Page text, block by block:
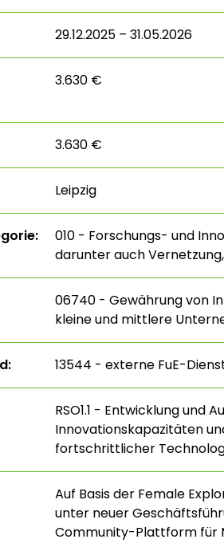
29.12.2025 – 31.05.2026
3.630 €
3.630 €
Leipzig
010 - Forschungs- und
darunter auch Vernetzung,
06740 - Gewährung von
kleine und mittlere
13544 - externe FuE-
RSO1.1 - Entwicklung und
Innovationskapazitäten
fortschrittlicher
Auf Basis der Female
unter neuer
Community-Plattform für